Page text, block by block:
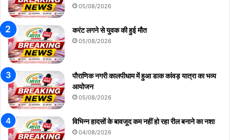
05/08/2026
करंट लगने से युवक की हुई मौत
05/08/2026
पौराणिक नगरी कालपीधाम में हुआ डाक कांवड़ यात्रा का भव्य
आयोजन
05/08/2026
विभिन्न हादसों के बावजूद कम नहीं हो रहा रील बनाने का नशा
04/08/2026